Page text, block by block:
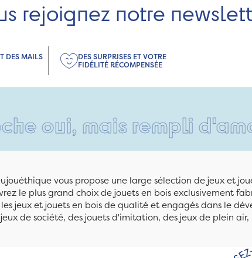
rejoignez notre
DES MAILS
DES SURPRISES ET VOTRE
FIDÉLITÉ RÉCOMPENSÉE
rempli d'amour •
vous propose une large sélection de jeux et
le plus grand choix de jouets en bois exclusivement
jeux et jouets en bois de qualité et engagés dans le
de société, des jouets d'imitation, des jeux de plein air,